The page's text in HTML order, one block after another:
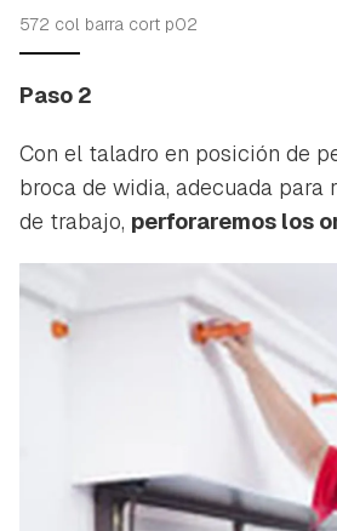
572 col barra cort p02
Paso 2
Con el taladro en posición de
broca de widia, adecuada para
de trabajo, perforaremos los